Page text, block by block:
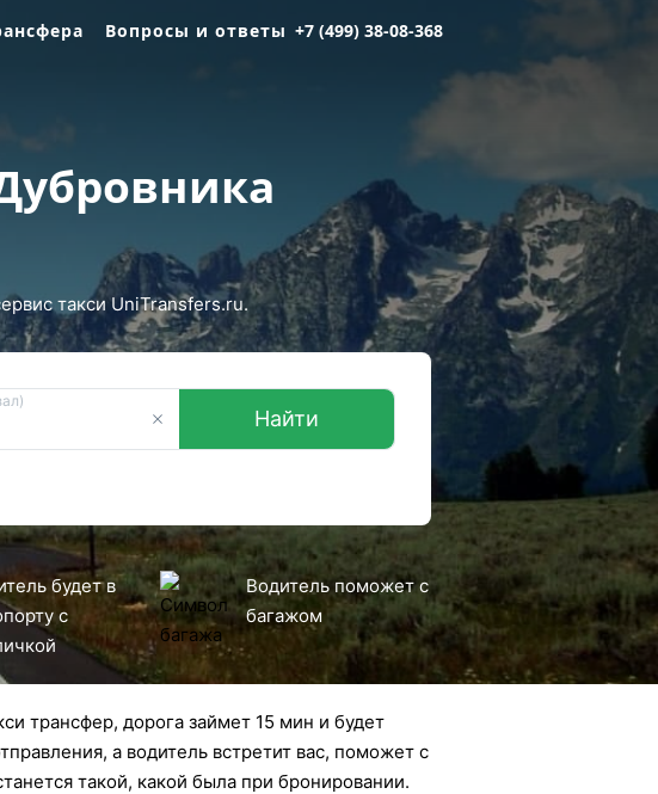
Вопросы и ответы +7 (499) 38-08-368
такси UniTransfers.ru.
Найти
будет в
с
Водитель поможет с
багажом
трансфер, дорога займет 15 мин и будет
а водитель встретит вас, поможет с
такой, какой была при бронировании.